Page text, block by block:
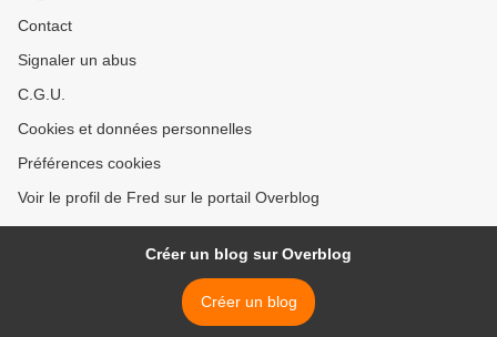
Contact
Signaler un abus
C.G.U.
Cookies et données personnelles
Préférences cookies
Voir le profil de Fred sur le portail Overblog
Créer un blog sur Overblog
Créer un blog